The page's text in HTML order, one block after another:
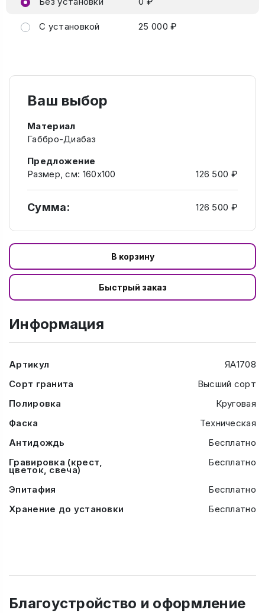
С установкой 25 000 ₽
Ваш выбор
Материал
Габбро-Диабаз
Предложение
Размер, см: 160х100
126 500 ₽
Сумма: 126 500 ₽
В корзину
Быстрый заказ
Информация
Артикул
ЯА1708
Сорт гранита
Высший сорт
Полировка
Круговая
Фаска
Техническая
Антидождь
Бесплатно
Гравировка (крест,
цветок, свеча)
Бесплатно
Эпитафия
Бесплатно
Хранение до установки
Бесплатно
Благоустройство и оформление